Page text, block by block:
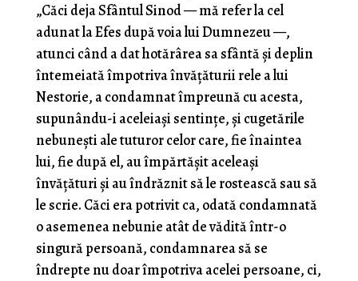
„Căci deja Sfântul Sinod — mă refer la cel
adunat la Efes după voia lui Dumnezeu —,
atunci când a dat hotărârea sa sfântă și deplin
întemeiată împotriva învățăturii rele a lui
Nestorie, a condamnat împreună cu acesta,
supunându-i aceleiași sentințe, și cugetările
nebunești ale tuturor celor care, fie înaintea
lui, fie după el, au împărtășit aceleași
învățături și au îndrăznit să le rostească sau să
le scrie. Căci era potrivit ca, odată condamnată
o asemenea nebunie atât de vădită într-o
singură persoană, condamnarea să se
îndrepte nu doar împotriva acelei persoane, ci,